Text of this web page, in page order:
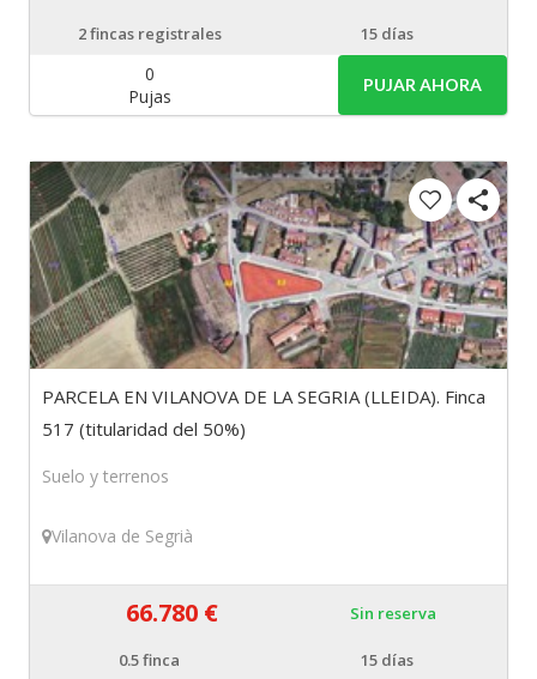
2fincas registrales 15 días
0
Pujas
PUJAR AHORA
PARCELA EN VILANOVA DE LA SEGRIA (LLEIDA). Finca
517 (titularidad del 50%)
Suelo y terrenos
Vilanova de Segrià
66.780 € Sin reserva
0.5finca 15 días